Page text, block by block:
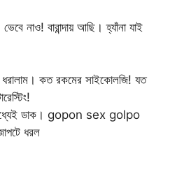
নাও! বারান্দায় আছি। হ্যাঁনা যাই
ধরালাম। কত রকমের সাইকোলজি! যত
ডাক। gopon sex golpo
ধরল